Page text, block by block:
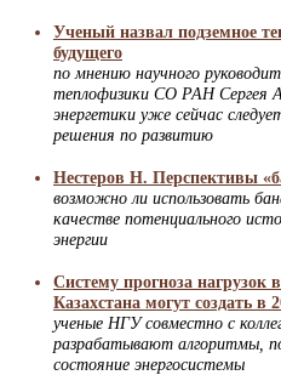
Ученый назвал подземное
будущего
по мнению научного
теплофизики СО РАН Сергея
энергетики уже сейчас
решения по развитию
Нестеров Н. Перспективы
возможно ли использовать
качестве потенциального
энергии
Систему прогноза нагрузок
Казахстана могут создать в
ученые НГУ совместно с
разрабатывают алгоритмы,
состояние энергосистемы